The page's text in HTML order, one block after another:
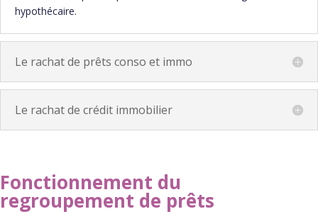
hypothécaire.
Le rachat de prêts conso et immo
Le rachat de crédit immobilier
Fonctionnement du
regroupement de prêts